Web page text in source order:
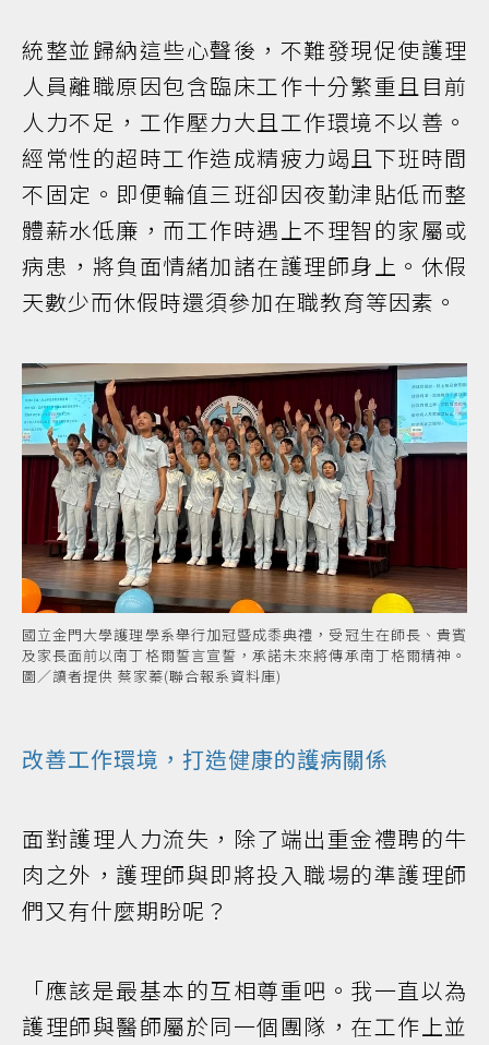
統整並歸納這些心聲後，不難發現促使護理
人員離職原因包含臨床工作十分繁重且目前
人力不足，工作壓力大且工作環境不以善。
經常性的超時工作造成精疲力竭且下班時間
不固定。即便輪值三班卻因夜勤津貼低而整
體薪水低廉，而工作時遇上不理智的家屬或
病患，將負面情緒加諸在護理師身上。休假
天數少而休假時還須參加在職教育等因素。
國立金門大學護理學系舉行加冠暨成黍典禮，受冠生在師長、貴賓
及家長面前以南丁格爾誓言宣誓，承諾未來將傳承南丁格爾精神。
圖／讀者提供 蔡家蓁(聯合報系資料庫)
改善工作環境，打造健康的護病關係
面對護理人力流失，除了端出重金禮聘的牛
肉之外，護理師與即將投入職場的準護理師
們又有什麼期盼呢？
「應該是最基本的互相尊重吧。我一直以為
護理師與醫師屬於同一個團隊，在工作上並